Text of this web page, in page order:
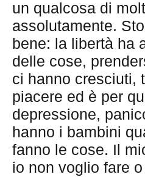
un qualcosa di
assolutamente.
bene: la libertà ha
delle cose,
ci hanno cresciuti,
piacere ed è per
depressione,
hanno i bambini
fanno le cose. Il
io non voglio fare